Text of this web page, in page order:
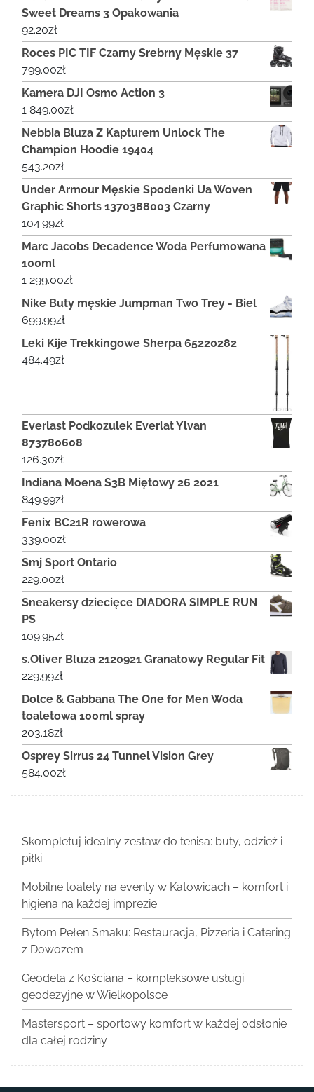
Sweet Dreams 3 Opakowania
92.20zł
Roces PIC TIF Czarny Srebrny Męskie 37
799.00zł
Kamera DJI Osmo Action 3
1 849.00zł
Nebbia Bluza Z Kapturem Unlock The
Champion Hoodie 19404
543.20zł
Under Armour Męskie Spodenki Ua Woven
Graphic Shorts 1370388003 Czarny
104.99zł
Marc Jacobs Decadence Woda Perfumowana
100ml
1 299.00zł
Nike Buty męskie Jumpman Two Trey - Biel
699.99zł
Leki Kije Trekkingowe Sherpa 65220282
484.49zł
Everlast Podkozulek Everlat Ylvan
873780608
126.30zł
Indiana Moena S3B Miętowy 26 2021
849.99zł
Fenix BC21R rowerowa
339.00zł
Smj Sport Ontario
229.00zł
Sneakersy dziecięce DIADORA SIMPLE RUN
PS
109.95zł
s.Oliver Bluza 2120921 Granatowy Regular Fit
229.99zł
Dolce & Gabbana The One for Men Woda
toaletowa 100ml spray
203.18zł
Osprey Sirrus 24 Tunnel Vision Grey
584.00zł
Skompletuj idealny zestaw do tenisa: buty, odzież i
piłki
Mobilne toalety na eventy w Katowicach – komfort i
higiena na każdej imprezie
Bytom Pełen Smaku: Restauracja, Pizzeria i Catering
z Dowozem
Geodeta z Kościana – kompleksowe usługi
geodezyjne w Wielkopolsce
Mastersport – sportowy komfort w każdej odsłonie
dla całej rodziny